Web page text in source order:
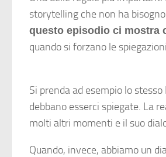
storytelling che non ha
questo episodio ci mostra
quando si forzano le
Si prenda ad esempio lo
debbano esserci spiegate. La
molti altri momenti e il suo
Quando, invece, abbiamo un